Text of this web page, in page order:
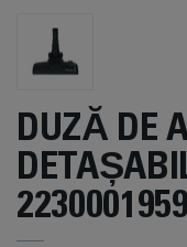
DUZĂ DE
2230001959